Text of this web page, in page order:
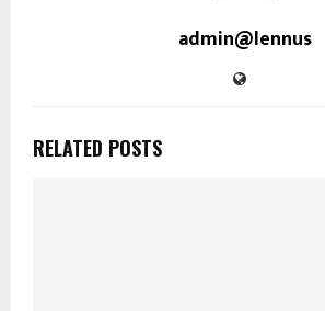
admin@lennus
RELATED POSTS